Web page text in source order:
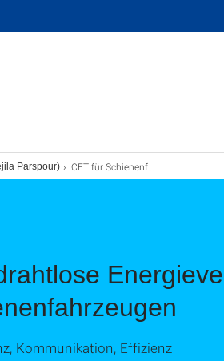
Parspour) CET für Schienenfahrzeuge
Kommunikation, Effizienz